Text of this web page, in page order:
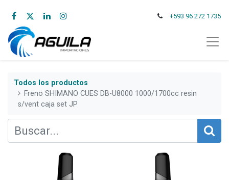
+593 96 272 1735
Todos los productos
Freno SHIMANO CUES DB-U8000 1000/1700cc resin
s/vent caja set JP